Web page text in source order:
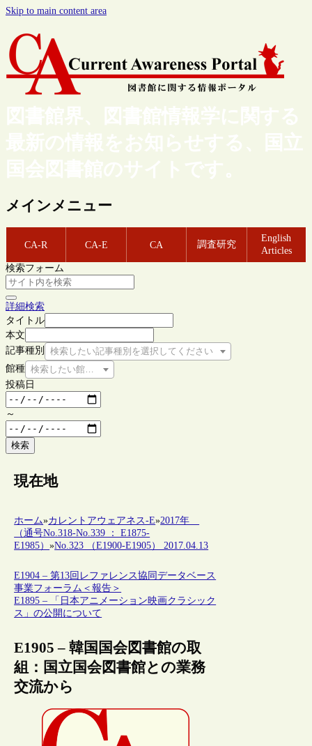
Skip to main content area
図書館界、図書館情報学に関する
最新の情報をお知らせする、国立
国会図書館のサイトです。
メインメニュー
CA-R CA-E CA 調査研究
English
Articles
検索フォーム
詳細検索
タイトル
本文
記事種別
検索したい記事種別を選択してください
館種 検索したい館種を選択してください
投稿日
～
検索
現在地
ホーム»カレントアウェアネス-E»2017年
（通号No.318-No.339 ： E1875-
E1985）»No.323 （E1900-E1905） 2017.04.13
E1904 – 第13回レファレンス協同データベース
事業フォーラム＜報告＞
E1895 – 「日本アニメーション映画クラシック
ス」の公開について
E1905 – 韓国国会図書館の取
組：国立国会図書館との業務
交流から